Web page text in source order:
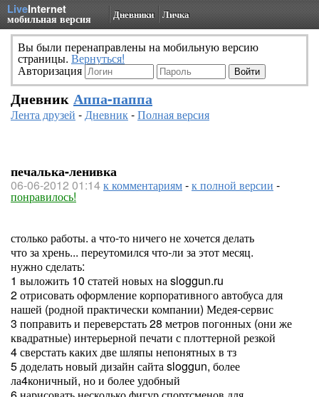
LiveInternet
мобильная версия Дневники Личка
Вы были перенаправлены на мобильную версию
страницы. Вернуться!
Авторизация
Дневник Аппа-паппа
Лента друзей -Дневник-Полная версия
печалька-ленивка
06-06-2012 01:14к комментариям-к полной версии -
понравилось!
столько работы. а что-то ничего не хочется делать
что за хрень... переутомился что-ли за этот месяц.
нужно сделать:
1 выложить 10 статей новых на sloggun.ru
2 отрисовать оформление корпоративного автобуса для
нашей (родной практически компании) Медея-сервис
3 поправить и переверстать 28 метров погонных (они же
квадратные) интерьерной печати с плоттерной резкой
4 сверстать каких две шляпы непонятных в тз
5 доделать новый дизайн сайта sloggun, более
ла4коничный, но и более удобный